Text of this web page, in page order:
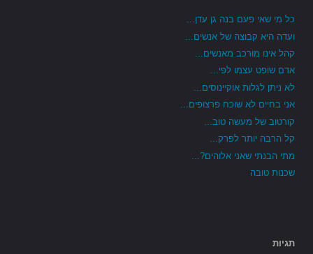
כל מי שאי פעם בנה גן עדן...
ועדה היא קבוצה של אנשים...
קהל אינו מורכב מאנשים...
אדם שופט עצמו לפי...
לא ניתן לגלות אוקיינוסים...
אני בחיים לא שוכח פרצופים...
קורטוב של מעשה טוב...
קל הרבה יותר לפרק...
מתי הבנתי שאני אלוהים?...
שכנות טובה
תגיות